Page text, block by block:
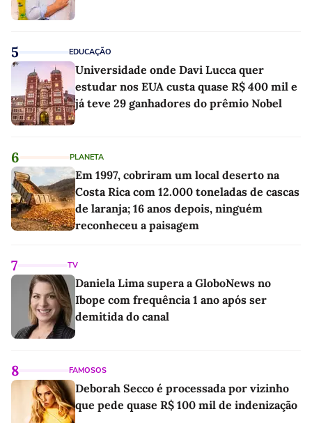
5 EDUCAÇÃO
Universidade onde Davi Lucca quer
estudar nos EUA custa quase R$ 400 mil e
já teve 29 ganhadores do prêmio Nobel
6 PLANETA
Em 1997, cobriram um local deserto na
Costa Rica com 12.000 toneladas de cascas
de laranja; 16 anos depois, ninguém
reconheceu a paisagem
7 TV
Daniela Lima supera a GloboNews no
Ibope com frequência 1 ano após ser
demitida do canal
8 FAMOSOS
Deborah Secco é processada por vizinho
que pede quase R$ 100 mil de indenização